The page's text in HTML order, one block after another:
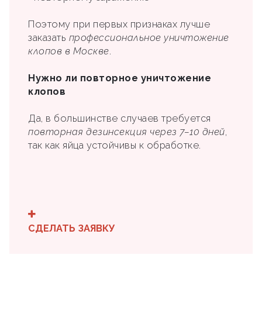
Поэтому при первых признаках лучше
заказать профессиональное уничтожение
клопов в Москве.
Нужно ли повторное уничтожение
клопов
Да, в большинстве случаев требуется
повторная дезинсекция через 7–10 дней,
так как яйца устойчивы к обработке.
СДЕЛАТЬ ЗАЯВКУ